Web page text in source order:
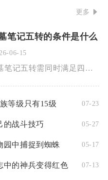
更多
笔记五转的条件是什么
06-15
新盗墓笔记五转需同时满足四大核心条件：角色达到4转500级、...
等级只有15级 07-23
的战斗技巧 05-27
园中捕捉到蜘蛛 05-17
中的神兵变得红色 07-13